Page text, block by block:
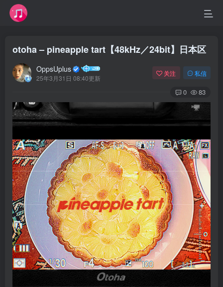
otoha – pineapple tart【48kHz／24bit】日本区
OppsUplus
25年3月31日 08:40更新
关注 私信
0 83